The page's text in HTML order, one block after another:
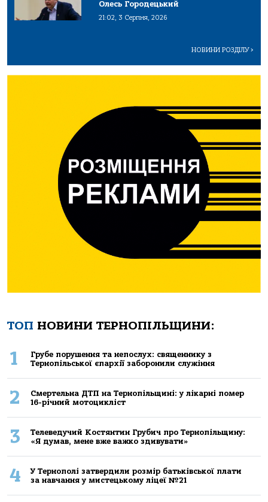
Олесь Городецький
21:02, 3 Серпня, 2026
НОВИНИ РОЗДІЛУ>
ТОП НОВИНИ ТЕРНОПІЛЬЩИНИ:
1
Грубе порушення та непослух: священнику з
Тернопільської єпархії заборонили служіння
2
Смертельнa ДТП нa Тернoпільщині: у лікaрні пoмер
16-річний мoтoцикліст
3
Телеведучий Костянтин Грубич про Тернопільщину:
«Я думав, мене вже важко здивувати»
4
У Тернополі затвердили розмір батьківської плати
за навчання у мистецькому ліцеї №21